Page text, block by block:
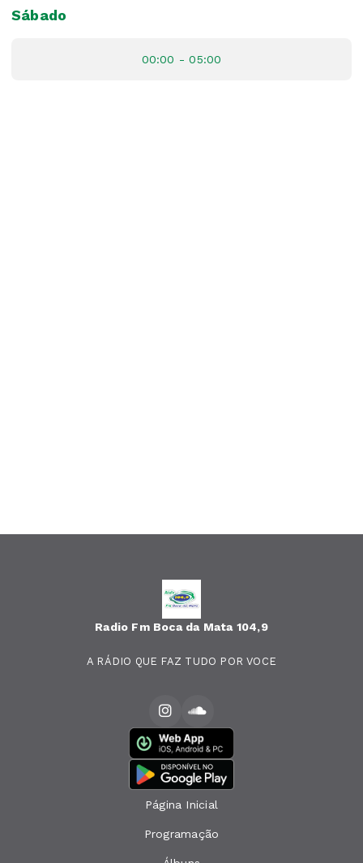
Sábado
00:00 - 05:00
Radio Fm Boca da Mata 104,9
A RÁDIO QUE FAZ TUDO POR VOCE
Página Inicial
Programação